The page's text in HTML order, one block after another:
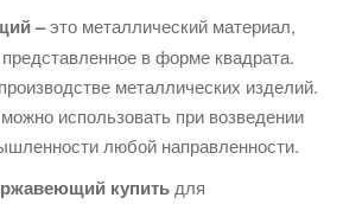
–это металлический материал,
в форме квадрата.
металлических изделий.
использовать при возведении
любой направленности.
купить для